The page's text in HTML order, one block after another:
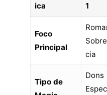
ica
1
Foco
Principal
cia
Tipo de
Dons